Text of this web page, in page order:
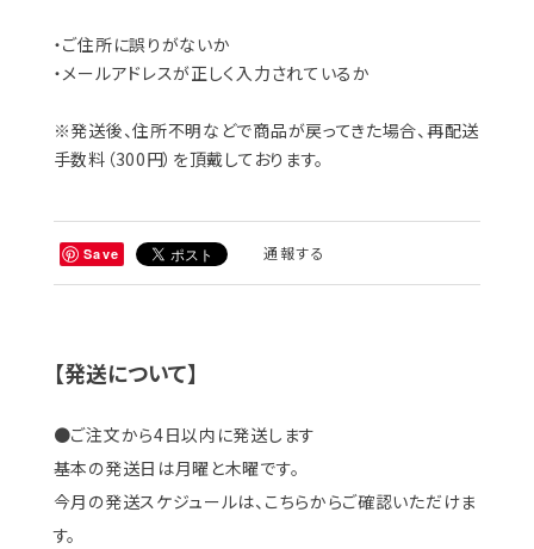
・ご住所に誤りがないか
・メールアドレスが正しく入力されているか
※発送後、住所不明などで商品が戻ってきた場合、再配送
手数料（300円）を頂戴しております。
Save 通報する
【発送について】
●ご注文から4日以内に発送します
基本の発送日は月曜と木曜です。
今月の発送スケジュールは、こちらからご確認いただけま
す。